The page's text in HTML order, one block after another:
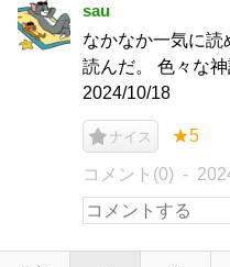
sau
なかなか一気に読
読んだ。 色々な
2024/10/18
ナイス ★5
コメント(0)